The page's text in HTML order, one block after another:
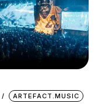
ARTEFACT.MUSIC